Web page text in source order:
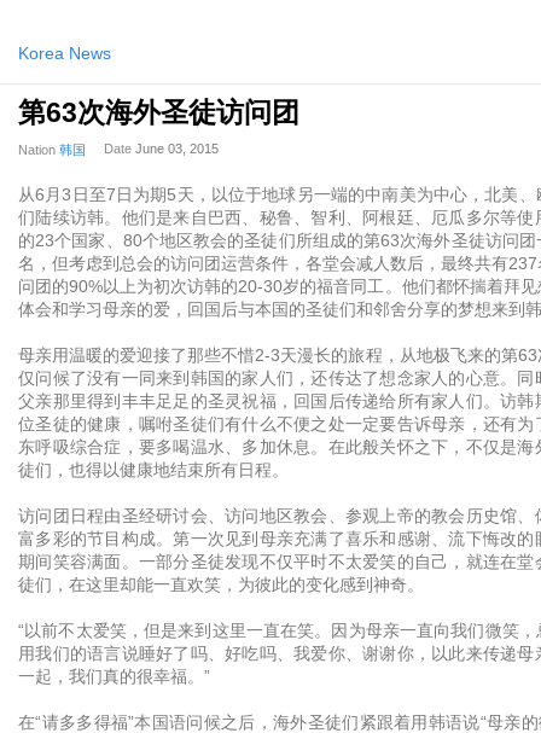
Korea News
第63次海外圣徒访问团
Nation 韩国 Date June 03, 2015
从6月3日至7日为期5天，以位于地球另一端的中南美为中心，北美
们陆续访韩。他们是来自巴西、秘鲁、智利、阿根廷、厄瓜多尔等
的23个国家、80个地区教会的圣徒们所组成的第63次海外圣徒访问
名，但考虑到总会的访问团运营条件，各堂会减人数后，最终共有
问团的90%以上为初次访韩的20-30岁的福音同工。他们都怀揣着拜
体会和学习母亲的爱，回国后与本国的圣徒们和邻舍分享的梦想来到
母亲用温暖的爱迎接了那些不惜2-3天漫长的旅程，从地极飞来的第
仅问候了没有一同来到韩国的家人们，还传达了想念家人的心意。
父亲那里得到丰丰足足的圣灵祝福，回国后传递给所有家人们。访
位圣徒的健康，嘱咐圣徒们有什么不便之处一定要告诉母亲，还有
东呼吸综合症，要多喝温水、多加休息。在此般关怀之下，不仅是
徒们，也得以健康地结束所有日程。
访问团日程由圣经研讨会、访问地区教会、参观上帝的教会历史馆
富多彩的节目构成。第一次见到母亲充满了喜乐和感谢、流下悔改
期间笑容满面。一部分圣徒发现不仅平时不太爱笑的自己，就连在
徒们，在这里却能一直欢笑，为彼此的变化感到神奇。
“以前不太爱笑，但是来到这里一直在笑。因为母亲一直向我们微笑
用我们的语言说睡好了吗、好吃吗、我爱你、谢谢你，以此来传递
一起，我们真的很幸福。”
在“请多多得福”本国语问候之后，海外圣徒们紧跟着用韩语说“母亲